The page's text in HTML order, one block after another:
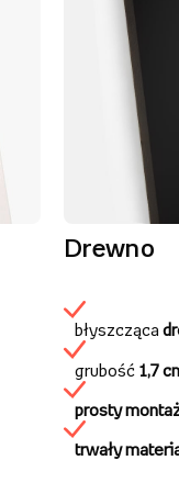
Drewno
błyszcząca
grubość 1,7
prosty
trwały